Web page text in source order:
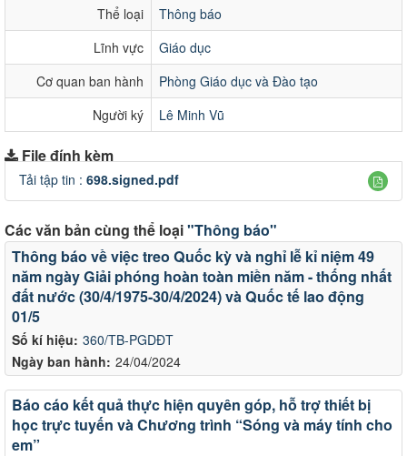
Thể loại
Thông báo
Lĩnh vực
Giáo dục
Cơ quan ban hành
Phòng Giáo dục và Đào tạo
Người ký
Lê Minh Vũ
File đính kèm
Tải tập tin : 698.signed.pdf
Các văn bản cùng thể loại"Thông báo"
Số kí hiệu: 360/TB-PGDĐT
Ngày ban hành: 24/04/2024
Thông báo về việc treo Quốc kỳ và nghỉ lễ kỉ niệm 49
năm ngày Giải phóng hoàn toàn miền năm - thống nhất
đất nước (30/4/1975-30/4/2024) và Quốc tế lao động
01/5
Báo cáo kết quả thực hiện quyên góp, hỗ trợ thiết bị
học trực tuyến và Chương trình “Sóng và máy tính cho
em”